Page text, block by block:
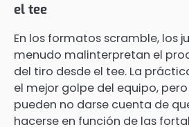
el tee
En los formatos scramble, los
menudo malinterpretan el
del tiro desde el tee. La
el mejor golpe del equipo,
pueden no darse cuenta de
hacerse en función de las